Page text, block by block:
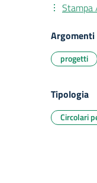
Stampa
Argomenti
progetti
Tipologia
Circolari